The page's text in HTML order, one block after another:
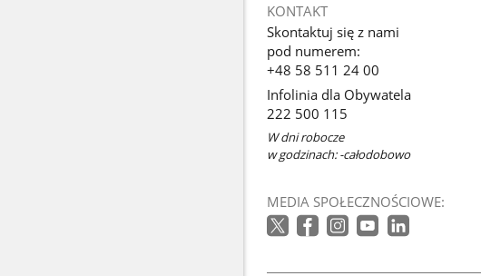
KONTAKT
Skontaktuj się z nami
pod numerem:
+48 58 511 24 00
Infolinia dla Obywatela
222 500 115
W dni robocze
w godzinach: -całodobowo
MEDIA SPOŁECZNOŚCIOWE: